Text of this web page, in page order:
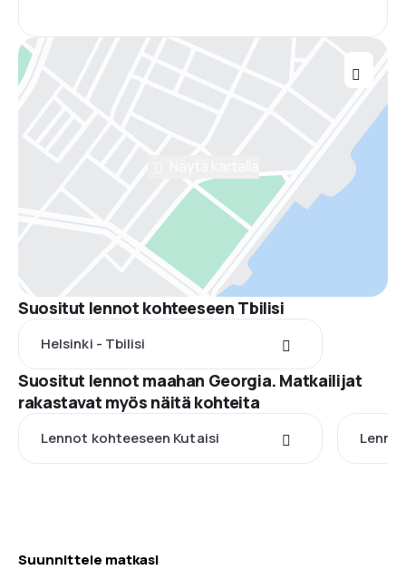
Suositut lennot kohteeseen Tbilisi
Helsinki - Tbilisi
Suositut lennot maahan Georgia. Matkailijat
rakastavat myös näitä kohteita
Lennot kohteeseen Kutaisi
Suunnittele matkasi